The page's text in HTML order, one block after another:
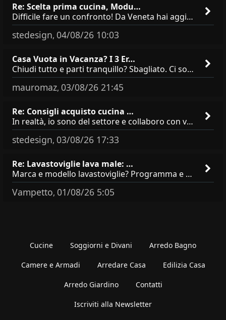
Re: Scelta prima cucina, Modu…
Difficile fare un confronto! Da Veneta hai aggiunto i pensili a tutta altezza e una colonna dispensa da 30, che da soli
stedesign, 04/08/26 10:03
Casa Vuota in Vacanza? I 3 Er…
Chiudi tutto e parti tranquillo? Sbagliato. Ci sono 3 comportamenti che dicono ai ladri &quot;sono via per due settimane
mauromaz, 03/08/26 21:45
Re: Consigli acquisto cucina …
In realtà, io sono del settore e collaboro con vari negozi, ti possono dire che sono tutti brand abbastanza simili come
stedesign, 03/08/26 17:33
Re: Lavastoviglie lava male: …
Marca e modello lavastoviglie? Programma e Deterisvo utilizzato ? Decalcificatore è regolato in in base alla durezza
Vampetto, 01/08/26 5:05
Cucine Soggiorni e Divani Arredo Bagno
Camere e Armadi Arredare Casa Edilizia Casa
Arredo Giardino Contatti
Iscriviti alla Newsletter